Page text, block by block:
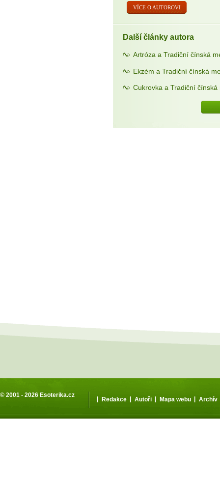
VÍCE O AUTOROVI
Další články autora
Artróza a Tradiční čínská
Ekzém a Tradiční čínská
Cukrovka a Tradiční čínská
© 2001 - 2026 Esoterika.cz
| Redakce | Autoři | Mapa webu | Archív